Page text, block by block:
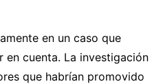
en un caso que
en cuenta. La investigación
que habrían promovido